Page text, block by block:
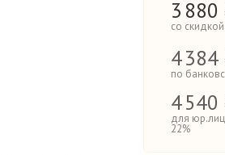
3 880
со
4384
по
4540
для
22%